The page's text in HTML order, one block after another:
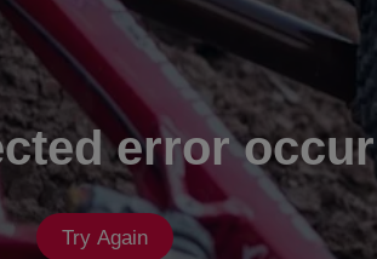
error
Try Again